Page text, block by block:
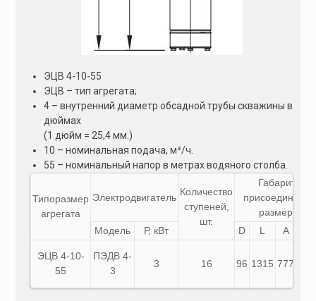
ЭЦВ 4-10-55
ЭЦВ – тип агрегата;
4 – внутренний диаметр обсадной трубы скважины в
дюймах
(1 дюйм = 25,4 мм.)
10 – номинальная подача, м³/ч.
55 – номинальный напор в метрах водяного столба.
Типоразмер
агрегата
Электродвигатель Количество
ступеней,
шт.
размеры,
Модель
Р, кВт D L A
ЭЦВ 4-10-
55
ПЭДВ 4-
3
3 16 96 1315 777